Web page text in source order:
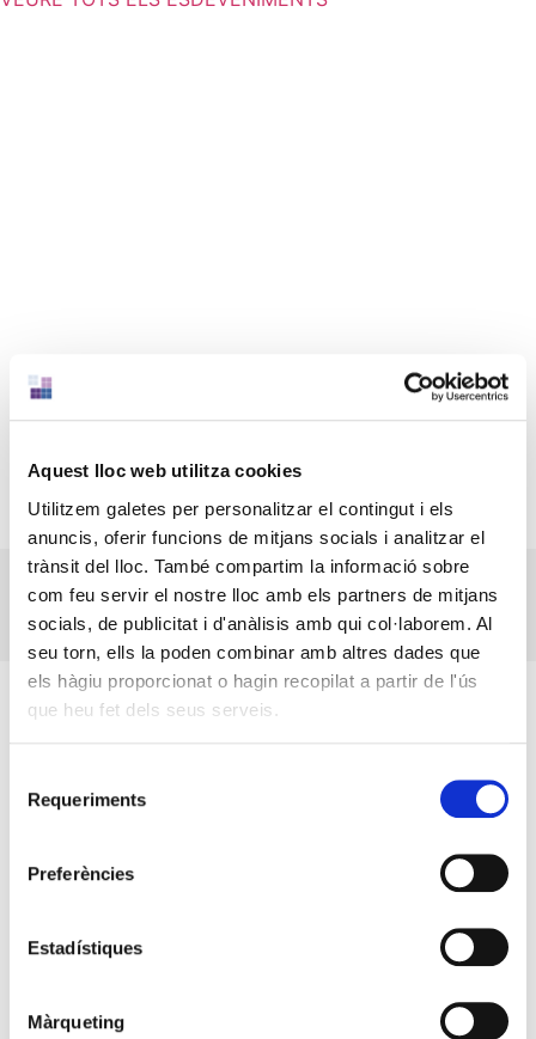
Aquest lloc web utilitza cookies
Utilitzem galetes per personalitzar el contingut i els
anuncis, oferir funcions de mitjans socials i analitzar el
trànsit del lloc. També compartim la informació sobre
com feu servir el nostre lloc amb els partners de mitjans
socials, de publicitat i d'anàlisis amb qui col·laborem. Al
seu torn, ells la poden combinar amb altres dades que
els hàgiu proporcionat o hagin recopilat a partir de l'ús
que heu fet dels seus serveis.
Requeriments
Preferències
Estadístiques
Màrqueting
CONNEXIONS II